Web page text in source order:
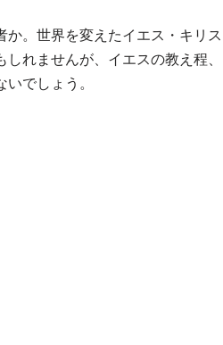
。世界を変えたイエス・キリス
れませんが、イエスの教え程、
でしょう。